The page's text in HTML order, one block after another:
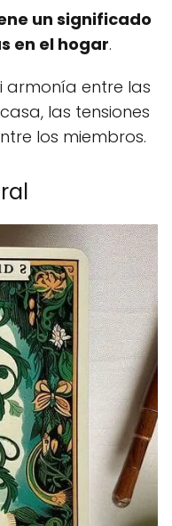
un significado
en el hogar.
armonía entre las
las tensiones
los miembros.